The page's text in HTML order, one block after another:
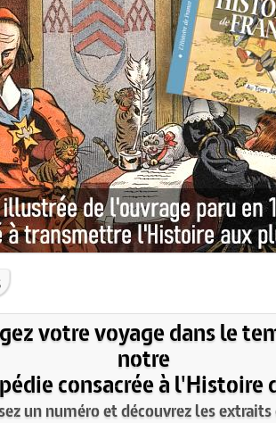
votre voyage dans le
notre
consacrée à l'Histoire
un numéro et découvrez les